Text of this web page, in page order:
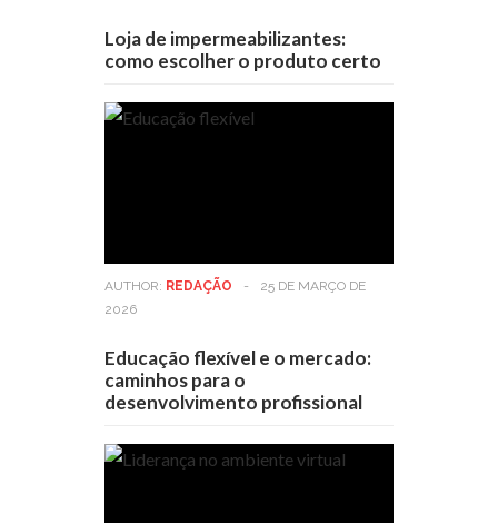
Loja de impermeabilizantes:
como escolher o produto certo
AUTHOR: REDAÇÃO -
25 DE MARÇO DE
2026
Educação flexível e o mercado:
caminhos para o
desenvolvimento profissional